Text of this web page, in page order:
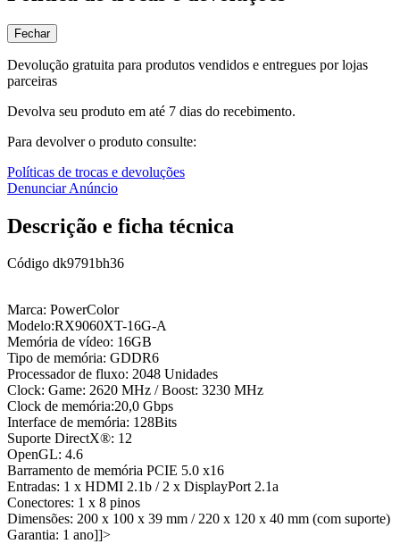
Fechar
Devolução gratuita para produtos vendidos e entregues por lojas
parceiras
Devolva seu produto em até 7 dias do recebimento.
Para devolver o produto consulte:
Políticas de trocas e devoluções
Denunciar Anúncio
Descrição e ficha técnica
Código dk9791bh36
Marca: PowerColor
Modelo:RX9060XT-16G-A
Memória de vídeo: 16GB
Tipo de memória: GDDR6
Processador de fluxo: 2048 Unidades
Clock: Game: 2620 MHz / Boost: 3230 MHz
Clock de memória:20,0 Gbps
Interface de memória: 128Bits
Suporte DirectX®: 12
OpenGL: 4.6
Barramento de memória PCIE 5.0 x16
Entradas: 1 x HDMI 2.1b / 2 x DisplayPort 2.1a
Conectores: 1 x 8 pinos
Dimensões: 200 x 100 x 39 mm / 220 x 120 x 40 mm (com suporte)
Garantia: 1 ano]]>